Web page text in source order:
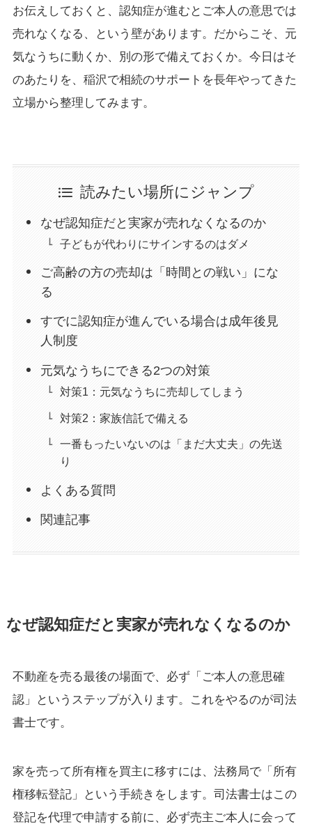
お伝えしておくと、認知症が進むとご本人の意思では
売れなくなる、という壁があります。だからこそ、元
気なうちに動くか、別の形で備えておくか。今日はそ
のあたりを、稲沢で相続のサポートを長年やってきた
立場から整理してみます。
読みたい場所にジャンプ
なぜ認知症だと実家が売れなくなるのか
子どもが代わりにサインするのはダメ
ご高齢の方の売却は「時間との戦い」にな
る
すでに認知症が進んでいる場合は成年後見
人制度
元気なうちにできる2つの対策
対策1：元気なうちに売却してしまう
対策2：家族信託で備える
一番もったいないのは「まだ大丈夫」の先送
り
よくある質問
関連記事
なぜ認知症だと実家が売れなくなるのか
不動産を売る最後の場面で、必ず「ご本人の意思確
認」というステップが入ります。これをやるのが司法
書士です。
家を売って所有権を買主に移すには、法務局で「所有
権移転登記」という手続きをします。司法書士はこの
登記を代理で申請する前に、必ず売主ご本人に会って